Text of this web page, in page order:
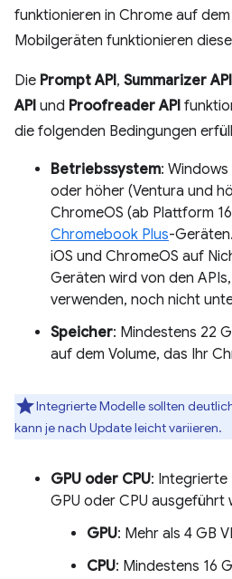
funktionieren in Chrome auf
Mobilgeräten funktionieren
Die Prompt API, Summarizer API
API und Proofreader API
die folgenden Bedingungen
Betriebssystem: Windows
oder höher (Ventura und
ChromeOS (ab Plattform
Chromebook Plus-
iOS und ChromeOS auf
Geräten wird von den
verwenden, noch nicht
Speicher: Mindestens 22
auf dem Volume, das Ihr
Integrierte Modelle sollten
kann je nach Update leicht variieren.
GPU oder CPU: Integrierte
GPU oder CPU ausgeführt
GPU: Mehr als 4 GB
CPU: Mindestens 16